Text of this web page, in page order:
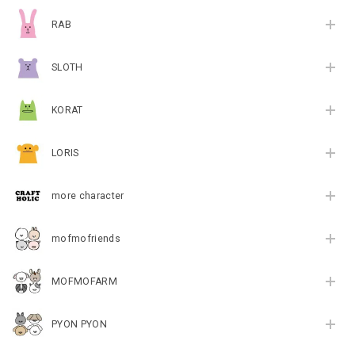
RAB
SLOTH
KORAT
LORIS
more character
mofmofriends
MOFMOFARM
PYON PYON